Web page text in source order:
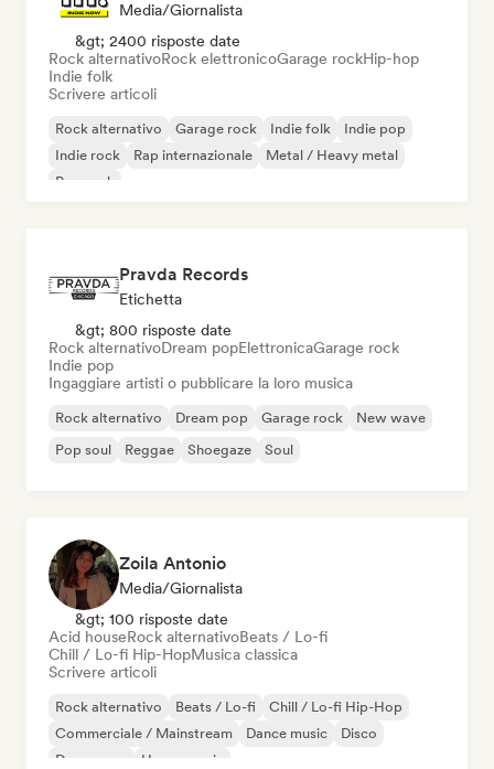
Media/Giornalista
&gt; 2400 risposte date
Rock alternativoRock elettronicoGarage rockHip-hop
Indie folk
Scrivere articoli
Rock alternativo Garage rock Indie folk
Indie pop
Indie rock
Rap internazionale
Metal / Heavy metal
Pop rock
Pravda Records
Etichetta
&gt; 800 risposte date
Rock alternativoDream popElettronicaGarage rock
Indie pop
Ingaggiare artisti o pubblicare la loro musica
Rock alternativo Dream pop Garage rock
New wave
Pop soul
Reggae Shoegaze Soul
Zoila Antonio
Media/Giornalista
&gt; 100 risposte date
Acid houseRock alternativoBeats / Lo-fi
Chill / Lo-fi Hip-HopMusica classica
Scrivere articoli
Rock alternativo Beats / Lo-fi
Chill / Lo-fi Hip-Hop
Commerciale / Mainstream
Dance music
Disco
Dream pop
House music